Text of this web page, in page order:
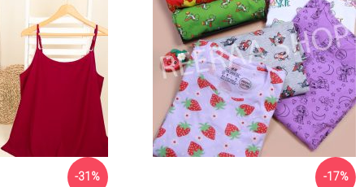
-17%
-31%